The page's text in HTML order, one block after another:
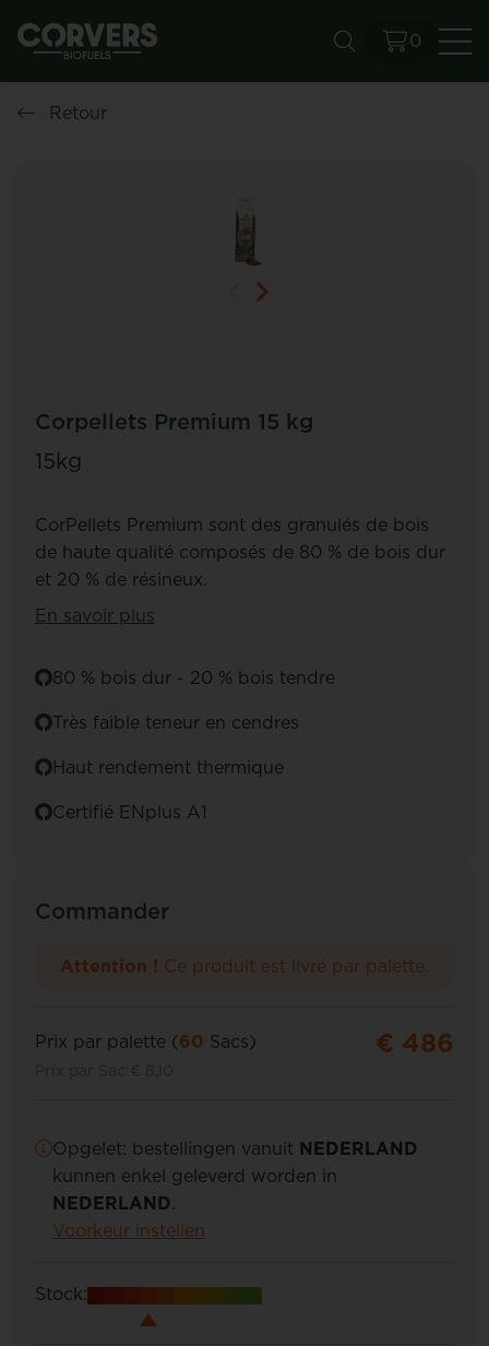
0
Retour
Corpellets Premium 15 kg
15kg
CorPellets Premium sont des granulés de bois
de haute qualité composés de 80 % de bois dur
et 20 % de résineux.
En savoir plus
80 % bois dur - 20 % bois tendre
Très faible teneur en cendres
Haut rendement thermique
Certifié ENplus A1
Commander
Attention ! Ce produit est livré par palette.
Prix par palette (60 Sacs) € 486
Opgelet: bestellingen vanuit NEDERLAND
kunnen enkel geleverd worden in
NEDERLAND.
Voorkeur instellen
Stock: